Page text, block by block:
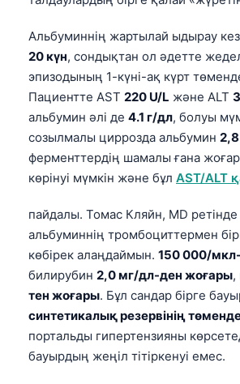
Альбуминнің жартылай ыдырау
20 күн, сондықтан ол әдетте
эпизодының 1-күні-ақ күрт
Пациентте AST 220 U/L және ALT
альбумин әлі де 4.1 г/дл, болуы
созылмалы циррозда альбумин
ферменттердің шамалы ғана
көрінуі мүмкін және бұл AST/ALT
пайдалы. Томас Кляйн, MD
альбуминнің тромбоциттермен
көбірек алаңдаймын. 150 000/
билирубин 2,0 мг/дл-ден жоғары,
тен жоғары. Бұл сандар бірге
синтетикалық резервінің
портальды гипертензияны
бауырдың жеңіл тітіркенуі емес.
پښتو
සිංහල
অসমীয়া
Galego
Latviešu valoda
Македонски јазик
Gàidhlig
Occitan
العربية المغربية